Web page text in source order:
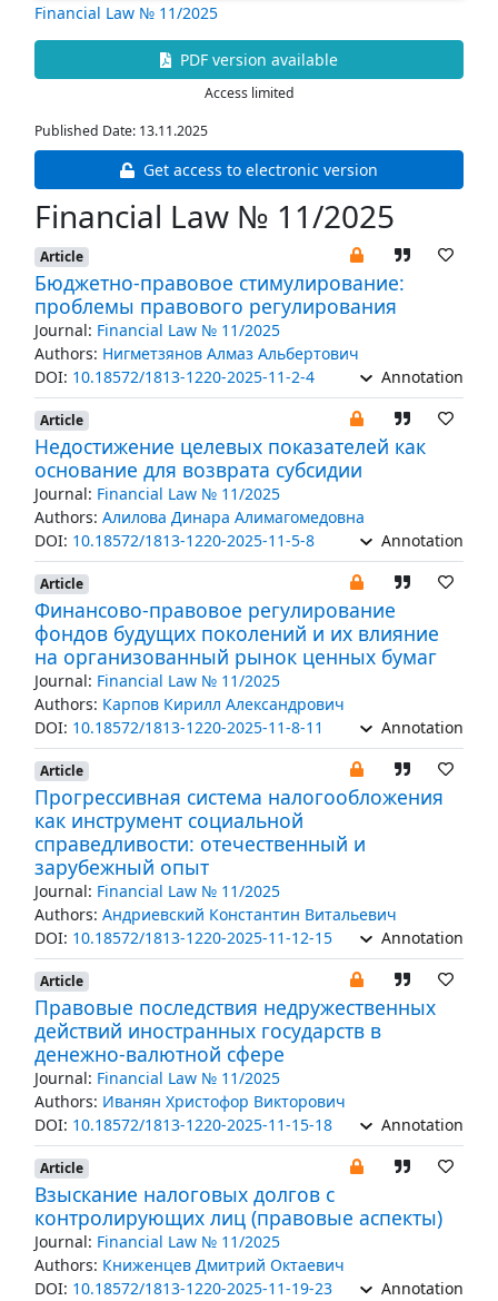
Financial Law № 11/2025
PDF version available
Access limited
Published Date: 13.11.2025
Get access to electronic version
Financial Law № 11/2025
Article
Бюджетно-правовое стимулирование:
проблемы правового регулирования
Journal: Financial Law № 11/2025
Authors: Нигметзянов Алмаз Альбертович
DOI: 10.18572/1813-1220-2025-11-2-4 Annotation
Article
Недостижение целевых показателей как
основание для возврата субсидии
Journal: Financial Law № 11/2025
Authors: Алилова Динара Алимагомедовна
DOI: 10.18572/1813-1220-2025-11-5-8 Annotation
Article
Финансово-правовое регулирование
фондов будущих поколений и их влияние
на организованный рынок ценных бумаг
Journal: Financial Law № 11/2025
Authors: Карпов Кирилл Александрович
DOI: 10.18572/1813-1220-2025-11-8-11 Annotation
Article
Прогрессивная система налогообложения
как инструмент социальной
справедливости: отечественный и
зарубежный опыт
Journal: Financial Law № 11/2025
Authors: Андриевский Константин Витальевич
DOI: 10.18572/1813-1220-2025-11-12-15 Annotation
Article
Правовые последствия недружественных
действий иностранных государств в
денежно-валютной сфере
Journal: Financial Law № 11/2025
Authors: Иванян Христофор Викторович
DOI: 10.18572/1813-1220-2025-11-15-18 Annotation
Article
Взыскание налоговых долгов с
контролирующих лиц (правовые аспекты)
Journal: Financial Law № 11/2025
Authors: Книженцев Дмитрий Октаевич
DOI: 10.18572/1813-1220-2025-11-19-23 Annotation